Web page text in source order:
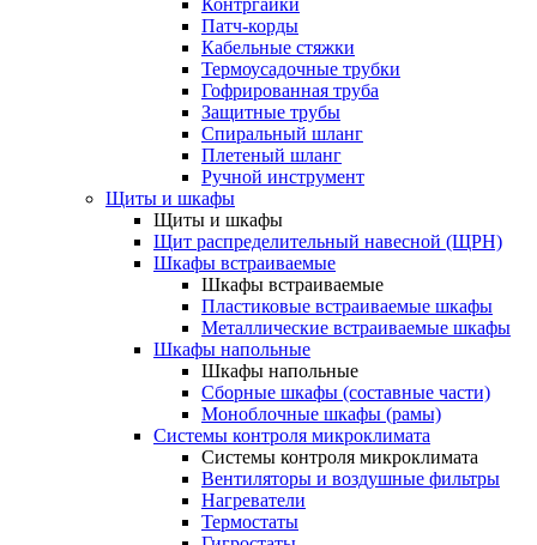
Контргайки
Патч-корды
Кабельные стяжки
Термоусадочные трубки
Гофрированная труба
Защитные трубы
Спиральный шланг
Плетеный шланг
Ручной инструмент
Щиты и шкафы
Щиты и шкафы
Щит распределительный навесной (ЩРН)
Шкафы встраиваемые
Шкафы встраиваемые
Пластиковые встраиваемые шкафы
Металлические встраиваемые шкафы
Шкафы напольные
Шкафы напольные
Сборные шкафы (составные части)
Моноблочные шкафы (рамы)
Системы контроля микроклимата
Системы контроля микроклимата
Вентиляторы и воздушные фильтры
Нагреватели
Термостаты